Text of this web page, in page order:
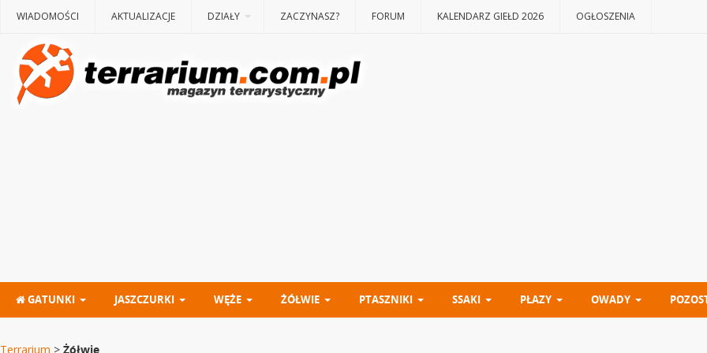
WIADOMOŚCI AKTUALIZACJE DZIAŁY ZACZYNASZ? FORUM KALENDARZ GIEŁD 2026 OGŁOSZENIA
GATUNKI JASZCZURKI WĘŻE ŻÓŁWIE PTASZNIKI SSAKI PŁAZY OWADY
Terrarium > Żółwie